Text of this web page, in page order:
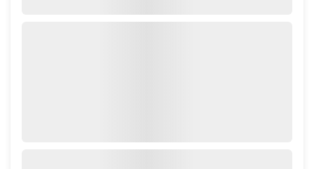
می‌توانید روی پیگیری چالش‌های خود از جانب تیم پشتیبانی آچاره حساب